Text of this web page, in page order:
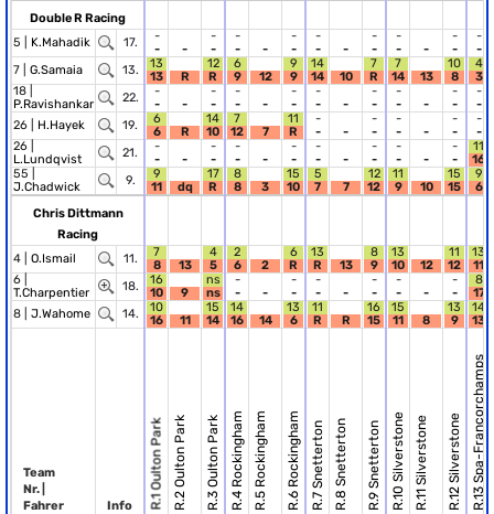
Double R Racing
5 | K.Mahadik 17.
-
-
-
-
-
-
-
-
-
-
-
-
-
-
-
-
-
-
-
-
-
-
7 | G.Samaia 13.
13
13
R
12
R
6
9
12
9
9
14
14
10
7
R
7
14
13
10
8
4
3
18 |
P.Ravishankar
22.
-
-
-
-
-
-
-
-
-
-
-
-
-
-
-
-
-
-
-
-
-
-
26 | H.Hayek 19.
6
6
R
14
10
7
12
7
11
R
-
-
-
-
-
-
-
-
-
-
-
-
26 |
L.Lundqvist
21.
-
-
-
-
-
-
-
-
-
-
-
-
-
-
-
-
-
-
-
-
11
16
55 |
J.Chadwick
9.
9
11
dq
17
R
8
8
3
15
10
5
7
7
12
12
11
9
10
15
15
9
6
Chris Dittmann
Racing
4 | O.Ismail 11.
7
8
13
4
5
2
6
2
6
R
13
R
13
8
9
13
10
12
11
12
13
11
6 |
T.Charpentier
18.
16
10
9
ns
ns
-
-
-
-
-
-
-
-
-
-
-
-
-
-
-
8
17
8 | J.Wahome 14.
10
16
11
15
14
14
16
14
13
6
11
R
R
16
15
15
11
8
13
9
14
13
Team
Nr. |
Fahrer
Info R.1 Oulton ParkR.2 Oulton Park R.3 Oulton ParkR.4 RockinghamR.5 Rockingham R.6 RockinghamR.7 SnettertonR.8 Snetterton R.9 SnettertonR.10 SilverstoneR.11 Silverstone R.12 SilverstoneR.13 Spa-Francorchamps